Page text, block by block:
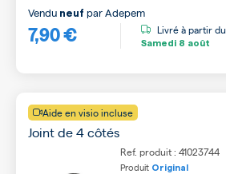
7,90 €
Vendu neuf parAdepem
Livré à partir du
Samedi 8 août
Aide en visio incluse
Joint de 4 côtés
Ref. produit : 41023744
Produit Original